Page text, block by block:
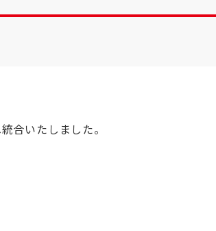
合いたしました。